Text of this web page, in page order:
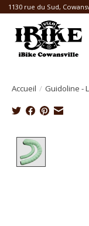
1130 rue du Sud,
Accueil / Guidoline -